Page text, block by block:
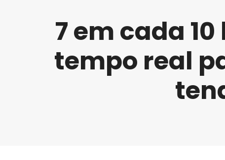
7 em cada
tempo real